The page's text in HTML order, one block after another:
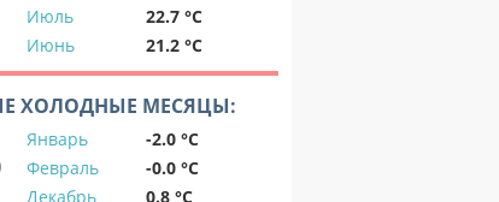
Июль
22.7 °C
Июнь
21.2 °C
ХОЛОДНЫЕ МЕСЯЦЫ:
Январь
-2.0 °C
Февраль
-0.0 °C
Декабрь
0.8 °C